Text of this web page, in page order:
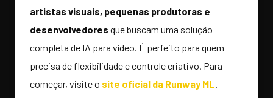
artistas visuais, pequenas produtoras e
desenvolvedores que buscam uma solução
completa de IA para vídeo. É perfeito para quem
precisa de flexibilidade e controle criativo. Para
começar, visite o site oficial da Runway ML.